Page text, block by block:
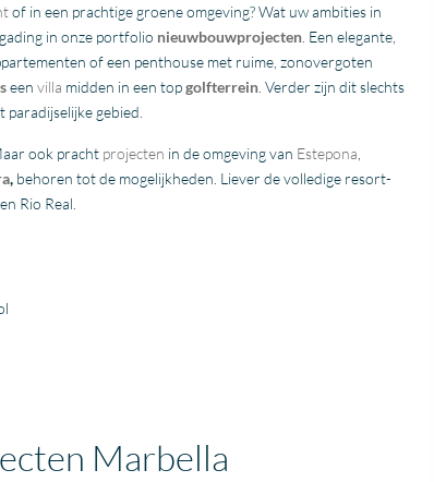
of in een prachtige groene omgeving? Wat uw ambities in
in onze portfolio nieuwbouwprojecten . Een elegante,
of een penthouse met ruime, zonovergoten
een villa midden in een topgolfterrein . Verder zijn dit slechts
gebied.
ook pracht projecten in de omgeving van Estepona
, behoren tot de mogelijkheden. Liever de volledige resort-
en Rio Real.
Marbella